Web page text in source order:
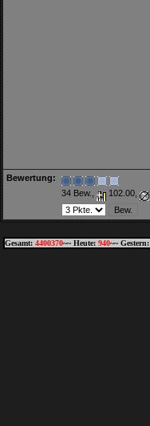
Bewertung:
34 Bew.,
102.00,
Gesamt: 4400370~~ Heute: 940~~ Gestern: